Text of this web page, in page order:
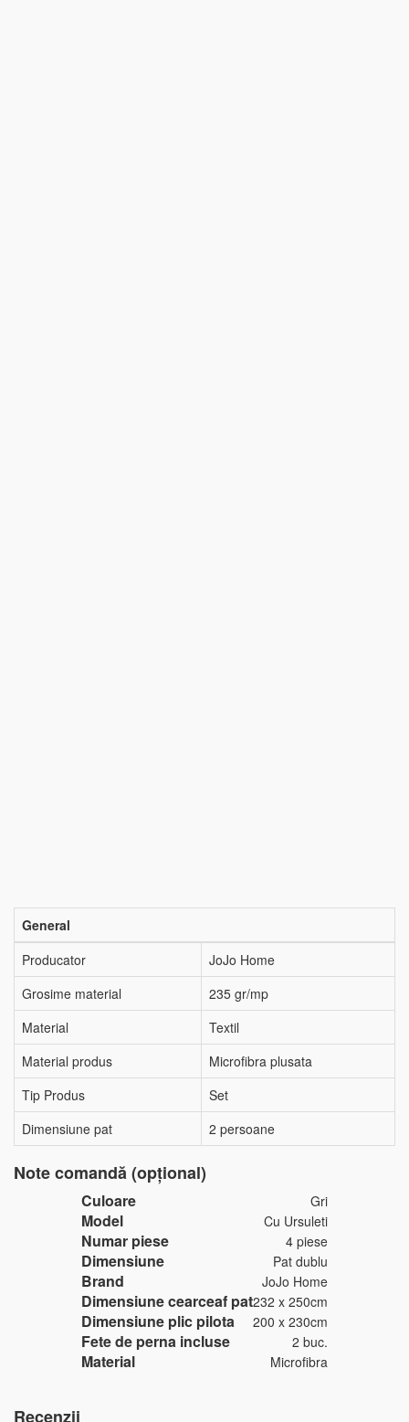
General
Producator
JoJo Home
Grosime material
235 gr/mp
Material
Textil
Material produs
Microfibra plusata
Tip Produs
Set
Dimensiune pat
2 persoane
Note comandă (opțional)
Culoare Gri
Model Cu Ursuleti
Numar piese 4 piese
Dimensiune Pat dublu
Brand JoJo Home
Dimensiune cearceaf pat232 x 250cm
Dimensiune plic pilota 200 x 230cm
Fete de perna incluse 2 buc.
Material Microfibra
Recenzii